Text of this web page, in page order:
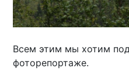
Всем этим мы хотим
фоторепортаже.